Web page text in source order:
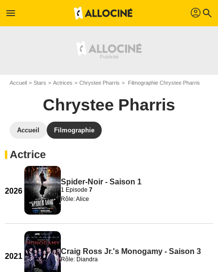
menu profil search
Accueil Stars Actrices Chrystee Pharris Filmographie Chrystee Pharris
Chrystee Pharris
Accueil Filmographie
Actrice
2026
Spider-Noir - Saison 1
1 Episode 7
Rôle: Alice
2021
Craig Ross Jr.'s Monogamy - Saison 3
Rôle: Diandra